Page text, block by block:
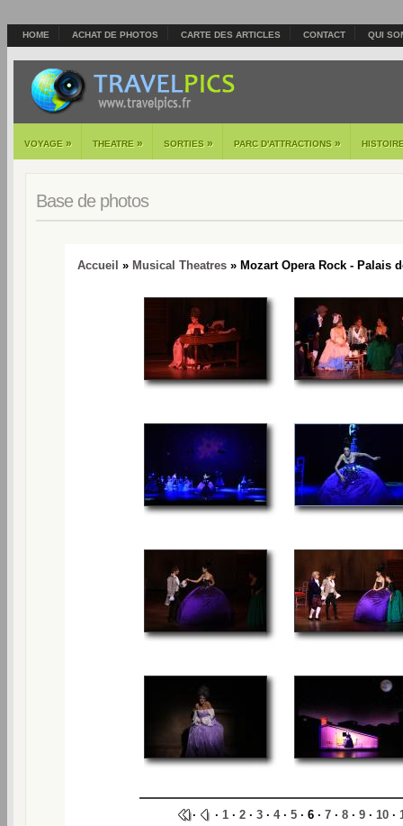
HOME ACHAT DE PHOTOS CARTE DES ARTICLES CONTACT QUI
VOYAGE » THEATRE » SORTIES » PARC D'ATTRACTIONS »
Base de photos
Accueil » Musical Theatres » Mozart Opera Rock - Palais
· · 1 · 2 · 3 · 4· 5 · 6 · 7 · 8 · 9 · 10 ·